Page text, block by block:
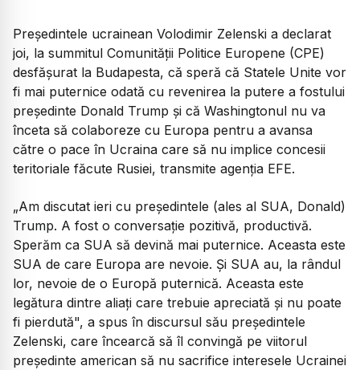
Preşedintele ucrainean Volodimir Zelenski a declarat
joi, la summitul Comunităţii Politice Europene (CPE)
desfăşurat la Budapesta, că speră că Statele Unite vor
fi mai puternice odată cu revenirea la putere a fostului
preşedinte Donald Trump şi că Washingtonul nu va
înceta să colaboreze cu Europa pentru a avansa
către o pace în Ucraina care să nu implice concesii
teritoriale făcute Rusiei, transmite agenţia EFE.
„Am discutat ieri cu preşedintele (ales al SUA, Donald)
Trump. A fost o conversaţie pozitivă, productivă.
Sperăm ca SUA să devină mai puternice. Aceasta este
SUA de care Europa are nevoie. Şi SUA au, la rândul
lor, nevoie de o Europă puternică. Aceasta este
legătura dintre aliaţi care trebuie apreciată şi nu poate
fi pierdută", a spus în discursul său preşedintele
Zelenski, care încearcă să îl convingă pe viitorul
preşedinte american să nu sacrifice interesele Ucrainei